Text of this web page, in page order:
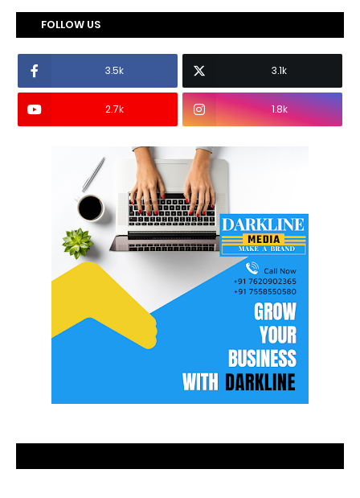
FOLLOW US
3.5k 3.1k
2.7k 1.8k